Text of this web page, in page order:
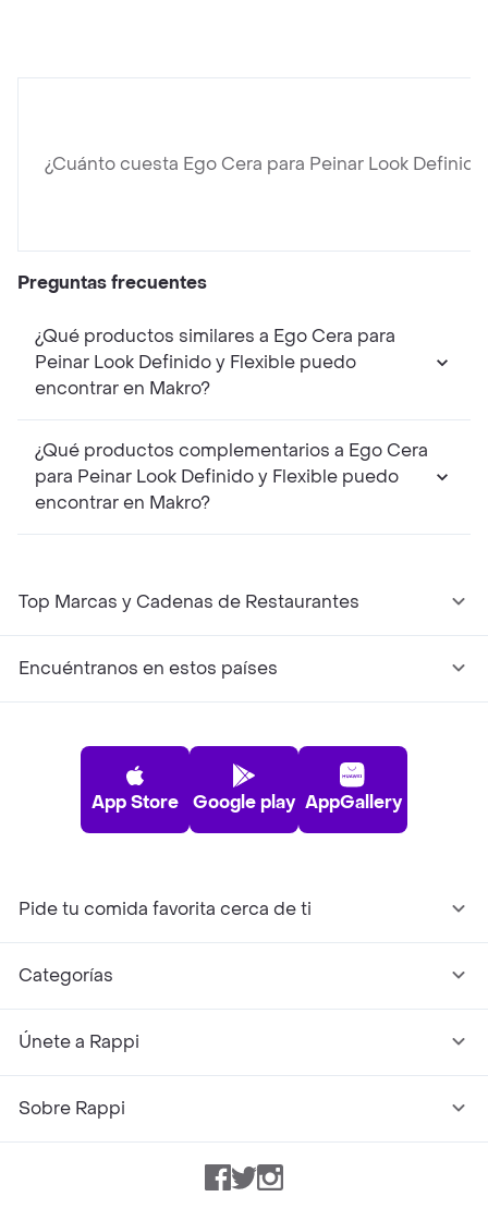
¿Cuánto cuesta Ego Cera para Peinar Look
Preguntas frecuentes
¿Qué productos similares a Ego Cera para
Peinar Look Definido y Flexible puedo
encontrar en Makro?
¿Qué productos complementarios a Ego Cera
para Peinar Look Definido y Flexible puedo
encontrar en Makro?
Top Marcas y Cadenas de Restaurantes
Encuéntranos en estos países
App Store Google play AppGallery
Pide tu comida favorita cerca de ti
Categorías
Únete a Rappi
Sobre Rappi
Facebook
TwitterInstagram